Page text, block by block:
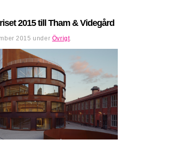
2015 till Tham & Videgård
2015 under Övrigt.